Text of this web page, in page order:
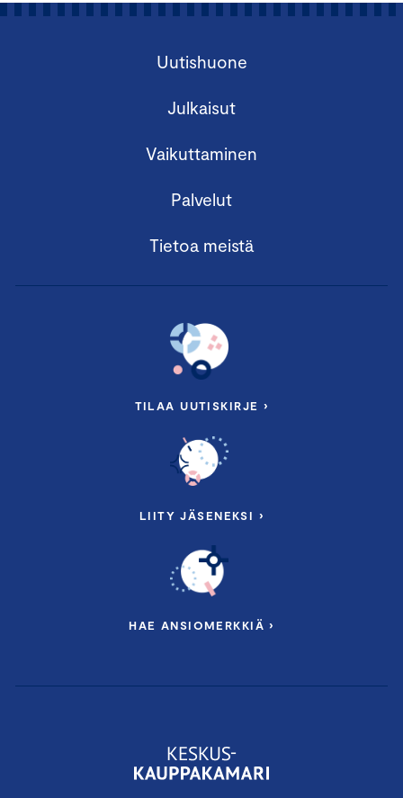
Uutishuone
Julkaisut
Vaikuttaminen
Palvelut
Tietoa meistä
TILAA UUTISKIRJE ›
LIITY JÄSENEKSI ›
HAE ANSIOMERKKIÄ ›